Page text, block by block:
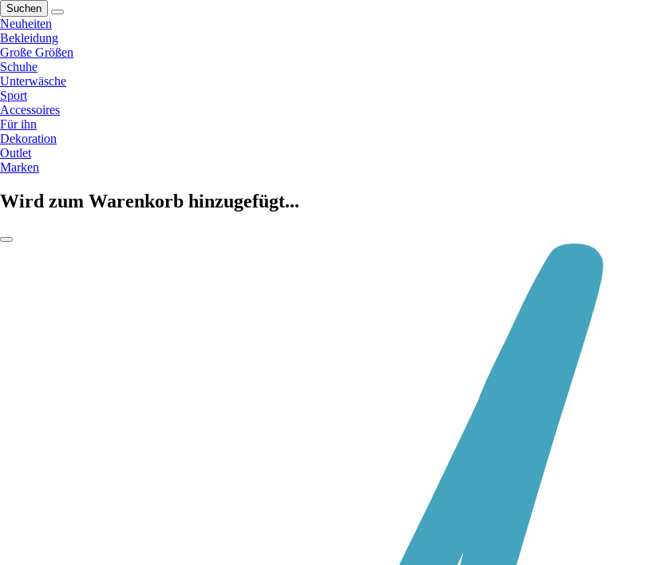
Suchen
Neuheiten
Bekleidung
Große Größen
Schuhe
Unterwäsche
Sport
Accessoires
Für ihn
Dekoration
Outlet
Marken
Wird zum Warenkorb hinzugefügt...